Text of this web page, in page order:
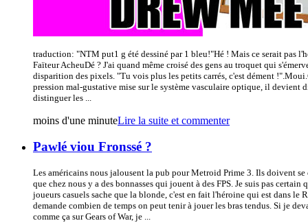
traduction: "NTM put1 g été dessiné par 1 bleu!"Hé ! Mais ce serait pas
Faïteur AcheuDé ? J'ai quand même croisé des gens au troquet qui
disparition des pixels. "Tu vois plus les petits carrés, c'est dément
pression mal-gustative mise sur le système vasculaire optique, il devient
distinguer les ...
moins d'une minuteLire la suite et commenter
Pawlé viou Fronssé ?
Les américains nous jalousent la pub pour Metroid Prime 3. Ils doivent se
que chez nous y a des bonnasses qui jouent à des FPS. Je suis pas certain
joueurs casuels sache que la blonde, c'est en fait l'héroine qui est dans le
demande combien de temps on peut tenir à jouer les bras tendus. Si je
comme ça sur Gears of War, je ...